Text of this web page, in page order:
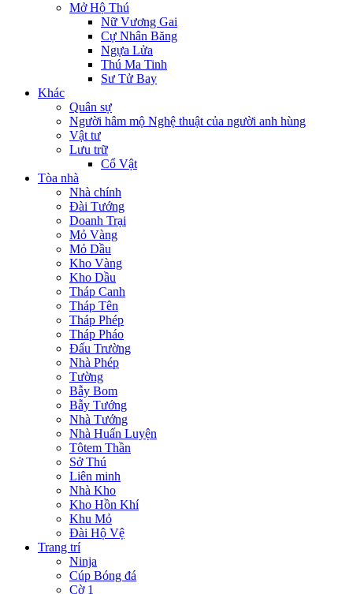
Mở Hộ Thú
Nữ Vương Gai
Cự Nhân Băng
Ngựa Lửa
Thú Ma Tinh
Sư Tử Bay
Khác
Quân sự
Người hâm mộ Nghệ thuật của người anh hùng
Vật tư
Lưu trữ
Cổ Vật
Tòa nhà
Nhà chính
Đài Tướng
Doanh Trại
Mỏ Vàng
Mỏ Dầu
Kho Vàng
Kho Dầu
Tháp Canh
Tháp Tên
Tháp Phép
Tháp Pháo
Đấu Trường
Nhà Phép
Tường
Bẫy Bom
Bẫy Tướng
Nhà Tướng
Nhà Huấn Luyện
Tôtem Thần
Sở Thú
Liên minh
Nhà Kho
Kho Hồn Khí
Khu Mỏ
Đài Hộ Vệ
Trang trí
Ninja
Cúp Bóng đá
Cờ 1